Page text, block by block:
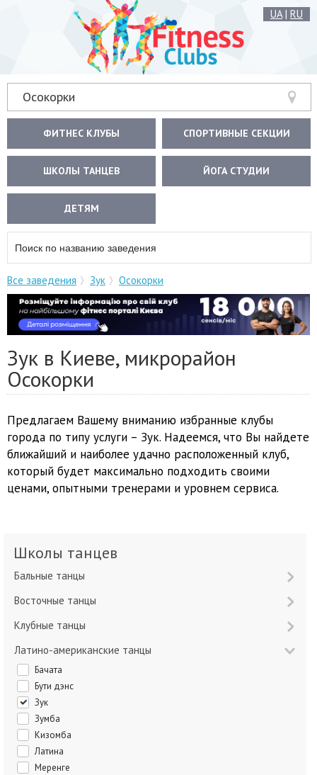
UA| RU
Осокорки
ФИТНЕС КЛУБЫ СПОРТИВНЫЕ СЕКЦИИ
ШКОЛЫ ТАНЦЕВ ЙОГА СТУДИИ
ДЕТЯМ
Все заведения Зук Осокорки
Зук в Киеве, микрорайон
Осокорки
Предлагаем Вашему вниманию избранные клубы
города по типу услуги – Зук. Надеемся, что Вы найдете
ближайший и наиболее удачно расположенный клуб,
который будет максимально подходить своими
ценами, опытными тренерами и уровнем сервиса.
Школы танцев
Бальные танцы
Восточные танцы
Клубные танцы
Латино-американские танцы
Бачата
Бути дэнс
Зук
Зумба
Кизомба
Латина
Меренге